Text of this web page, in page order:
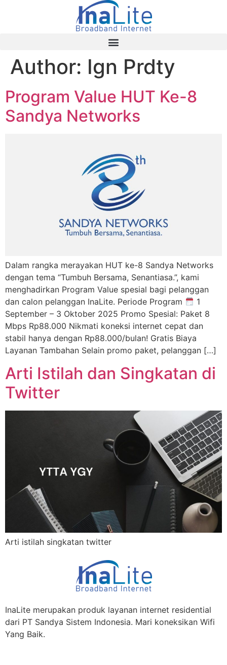
Author: Ign Prdty
Program Value HUT Ke-8
Sandya Networks
Dalam rangka merayakan HUT ke-8 Sandya Networks
dengan tema “Tumbuh Bersama, Senantiasa.”, kami
menghadirkan Program Value spesial bagi pelanggan
dan calon pelanggan InaLite. Periode Program
1
September – 3 Oktober 2025 Promo Spesial: Paket 8
Mbps Rp88.000 Nikmati koneksi internet cepat dan
stabil hanya dengan Rp88.000/bulan! Gratis Biaya
Layanan Tambahan Selain promo paket, pelanggan […]
Arti Istilah dan Singkatan di
Twitter
Arti istilah singkatan twitter
InaLite merupakan produk layanan internet residential
dari PT Sandya Sistem Indonesia. Mari koneksikan Wifi
Yang Baik.